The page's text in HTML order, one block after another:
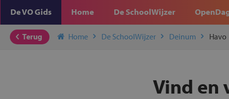
De VO Gids Home De SchoolWijzer
Terug Home De SchoolWijzer Deinum Havo
Vind en